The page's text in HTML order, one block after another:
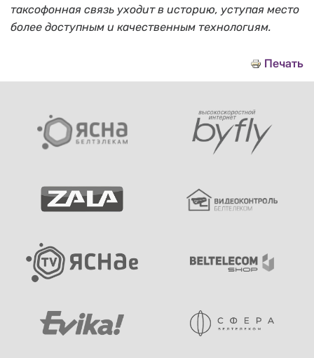
таксофонная связь уходит в историю, уступая место
более доступным и качественным технологиям.
Печать